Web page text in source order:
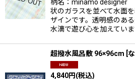
柄名：minamo designer
状のガラスを並べて水面
ザインです。透明感のあ
水滴で遊び心を加えてい
超撥水風呂敷 96×96cm
4,840円(税込)